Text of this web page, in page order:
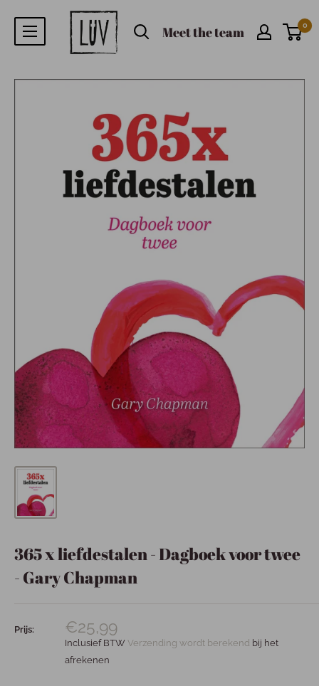
Meet the team 0
365 x liefdestalen - Dagboek voor twee
- Gary Chapman
Prijs: €25,99
Inclusief BTW Verzending wordt berekend bij het
afrekenen